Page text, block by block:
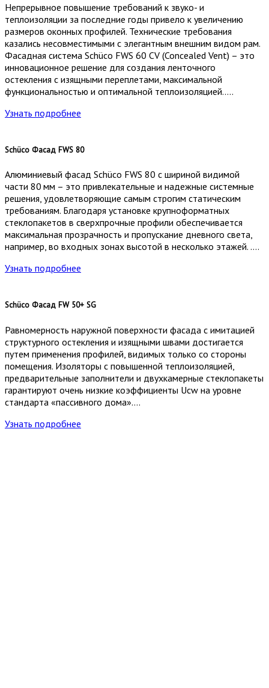
Непрерывное повышение требований к звуко- и
теплоизоляции за последние годы привело к увеличению
размеров оконных профилей. Технические требования
казались несовместимыми с элегантным внешним видом рам.
Фасадная система Schüco FWS 60 CV (Concealed Vent) – это
инновационное решение для создания ленточного
остекления с изящными переплетами, максимальной
функциональностью и оптимальной теплоизоляцией…..
Узнать подробнее
Schüco Фасад FWS 80
Алюминиевый фасад Schüco FWS 80 с шириной видимой
части 80 мм – это привлекательные и надежные системные
решения, удовлетворяющие самым строгим статическим
требованиям. Благодаря установке крупноформатных
стеклопакетов в сверхпрочные профили обеспечивается
максимальная прозрачность и пропускание дневного света,
например, во входных зонах высотой в несколько этажей. ….
Узнать подробнее
Schüco Фасад FW 50+ SG
Равномерность наружной поверхности фасада с имитацией
структурного остекления и изящными швами достигается
путем применения профилей, видимых только со стороны
помещения. Изоляторы с повышенной теплоизоляцией,
предварительные заполнители и двухкамерные стеклопакеты
гарантируют очень низкие коэффициенты Ucw на уровне
стандарта «пассивного дома»….
Узнать подробнее